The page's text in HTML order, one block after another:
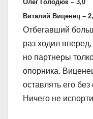
Олег Голодюк – 3,0
Виталий Виценец –
Отбегавший
раз ходил
но партнеры
опорника.
оставлять его
Ничего не